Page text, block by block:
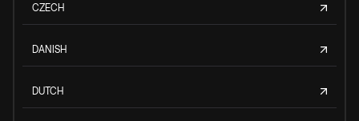
CZECH
DANISH
DUTCH